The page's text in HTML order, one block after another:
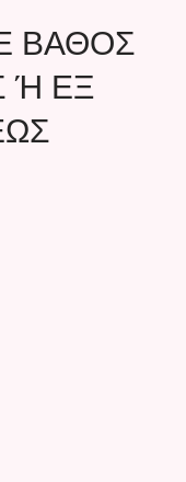
ΒΑΘΟΣ
Ή ΕΞ